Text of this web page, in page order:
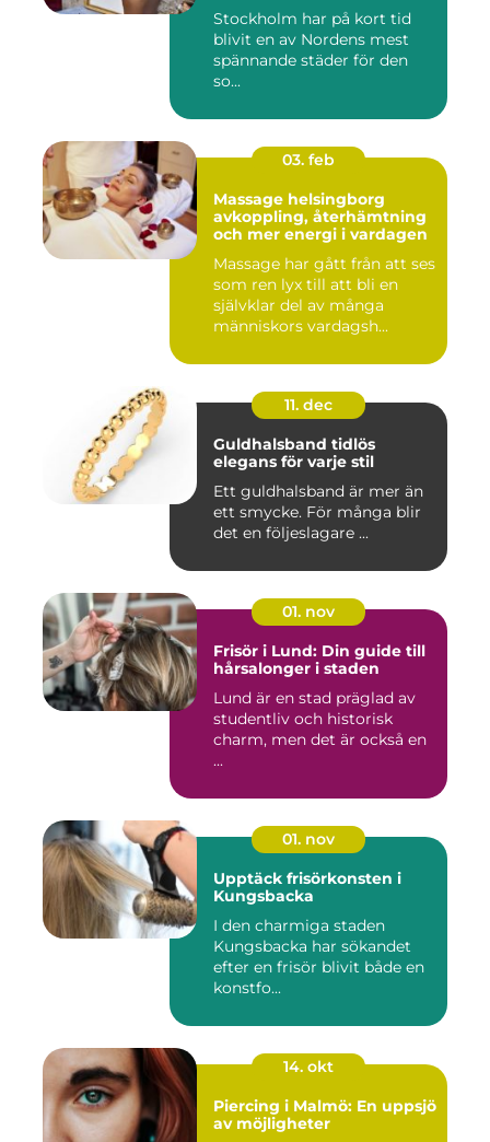
Stockholm har på kort tid
blivit en av Nordens mest
spännande städer för den
so...
03. feb
Massage helsingborg
avkoppling, återhämtning
och mer energi i vardagen
Massage har gått från att ses
som ren lyx till att bli en
självklar del av många
människors vardagsh...
11. dec
Guldhalsband tidlös
elegans för varje stil
Ett guldhalsband är mer än
ett smycke. För många blir
det en följeslagare ...
01. nov
Frisör i Lund: Din guide till
hårsalonger i staden
Lund är en stad präglad av
studentliv och historisk
charm, men det är också en
...
01. nov
Upptäck frisörkonsten i
Kungsbacka
I den charmiga staden
Kungsbacka har sökandet
efter en frisör blivit både en
konstfo...
14. okt
Piercing i Malmö: En uppsjö
av möjligheter